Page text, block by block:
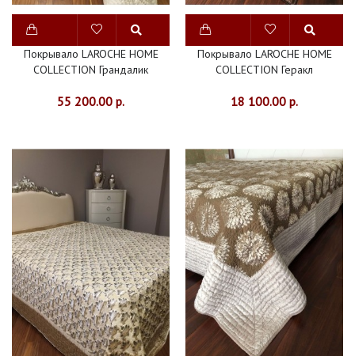
Покрывало LAROCHE HOME
COLLECTION Грандалик
55 200.00 р.
Покрывало LAROCHE HOME
COLLECTION Геракл
18 100.00 р.